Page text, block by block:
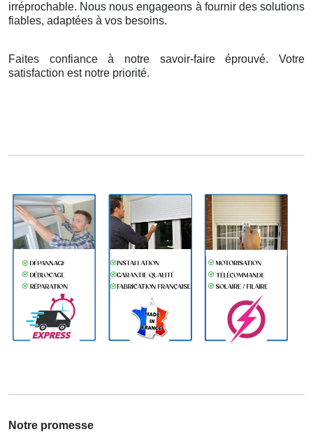
irréprochable. Nous nous engageons à fournir des solutions
fiables, adaptées à vos besoins.
Faites confiance à notre savoir-faire éprouvé. Votre
satisfaction est notre priorité.
Notre promesse